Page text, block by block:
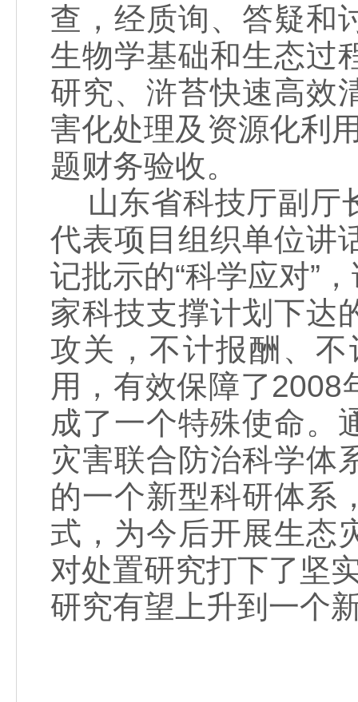
查，经质询、答疑和
生物学基础和生态过
研究、浒苔快速高效
害化处理及资源化利
题财务验收。
山东省科技厅副厅
代表项目组织单位讲
记批示的“科学应对”
家科技支撑计划下达
攻关，不计报酬、
用，有效保障了
成了一个特殊使命。
灾害联合防治科学体
的一个新型科研体系
式，为今后开展生态
对处置研究打下了坚
研究有望上升到一个